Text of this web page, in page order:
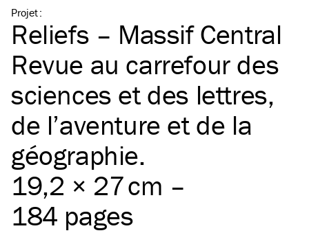
Projet:
Reliefs – Massif Central
Revue au carrefour des
sciences et des lettres,
de l’aventure et de la
géographie.
19,2 × 27 cm –
184 pages